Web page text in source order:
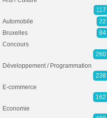
117
Automobile
22
Bruxelles
84
Concours
260
Développement / Programmation
238
E-commerce
162
Economie